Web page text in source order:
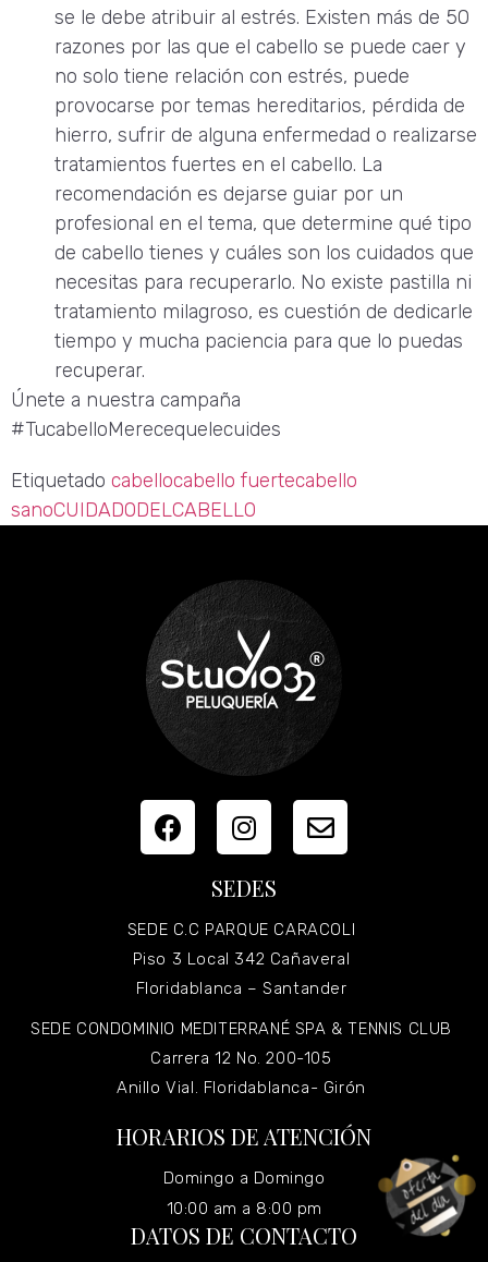
se le debe atribuir al estrés. Existen más de 50
razones por las que el cabello se puede caer y
no solo tiene relación con estrés, puede
provocarse por temas hereditarios, pérdida de
hierro, sufrir de alguna enfermedad o realizarse
tratamientos fuertes en el cabello. La
recomendación es dejarse guiar por un
profesional en el tema, que determine qué tipo
de cabello tienes y cuáles son los cuidados que
necesitas para recuperarlo. No existe pastilla ni
tratamiento milagroso, es cuestión de dedicarle
tiempo y mucha paciencia para que lo puedas
recuperar.
Únete a nuestra campaña
#TucabelloMerecequelecuides
Etiquetado cabellocabello fuertecabello
sanoCUIDADODELCABELLO
SEDES
SEDE C.C PARQUE CARACOLI
Piso 3 Local 342 Cañaveral
Floridablanca – Santander
SEDE CONDOMINIO MEDITERRANÉ SPA & TENNIS CLUB
Carrera 12 No. 200-105
Anillo Vial. Floridablanca- Girón
HORARIOS DE ATENCIÓN
Domingo a Domingo
10:00 am a 8:00 pm
DATOS DE CONTACTO